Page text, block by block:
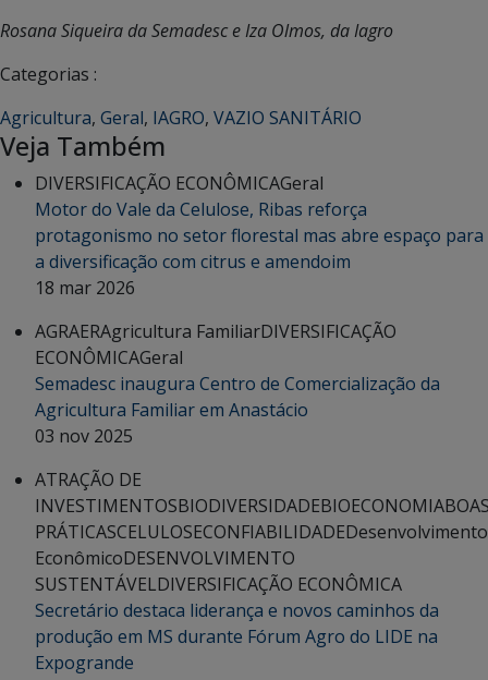
Rosana Siqueira da Semadesc e Iza Olmos, da Iagro
Categorias :
Agricultura, Geral, IAGRO, VAZIO SANITÁRIO
Veja Também
DIVERSIFICAÇÃO ECONÔMICAGeral
Motor do Vale da Celulose, Ribas reforça
protagonismo no setor florestal mas abre espaço para
a diversificação com citrus e amendoim
18 mar 2026
AGRAERAgricultura FamiliarDIVERSIFICAÇÃO
ECONÔMICAGeral
Semadesc inaugura Centro de Comercialização da
Agricultura Familiar em Anastácio
03 nov 2025
ATRAÇÃO DE
INVESTIMENTOSBIODIVERSIDADEBIOECONOMIA
PRÁTICASCELULOSECONFIABILIDADEDesenvolvimento
EconômicoDESENVOLVIMENTO
SUSTENTÁVELDIVERSIFICAÇÃO ECONÔMICA
Secretário destaca liderança e novos caminhos da
produção em MS durante Fórum Agro do LIDE na
Expogrande